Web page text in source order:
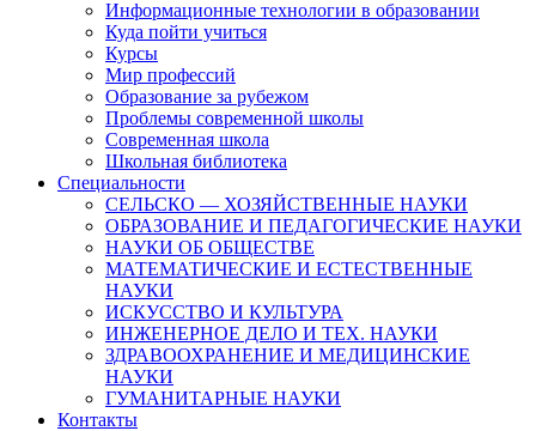
Информационные технологии в образовании
Куда пойти учиться
Курсы
Мир профессий
Образование за рубежом
Проблемы современной школы
Современная школа
Школьная библиотека
Специальности
СЕЛЬСКО — ХОЗЯЙСТВЕННЫЕ НАУКИ
ОБРАЗОВАНИЕ И ПЕДАГОГИЧЕСКИЕ НАУКИ
НАУКИ ОБ ОБЩЕСТВЕ
МАТЕМАТИЧЕСКИЕ И ЕСТЕСТВЕННЫЕ
НАУКИ
ИСКУССТВО И КУЛЬТУРА
ИНЖЕНЕРНОЕ ДЕЛО И ТЕХ. НАУКИ
ЗДРАВООХРАНЕНИЕ И МЕДИЦИНСКИЕ
НАУКИ
ГУМАНИТАРНЫЕ НАУКИ
Контакты